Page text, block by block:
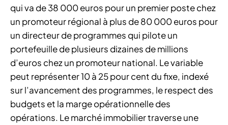
qui va de 38 000 euros pour un premier poste chez
un promoteur régional à plus de 80 000 euros pour
un directeur de programmes qui pilote un
portefeuille de plusieurs dizaines de millions
d’euros chez un promoteur national. Le variable
peut représenter 10 à 25 pour cent du fixe, indexé
sur l’avancement des programmes, le respect des
budgets et la marge opérationnelle des
opérations. Le marché immobilier traverse une